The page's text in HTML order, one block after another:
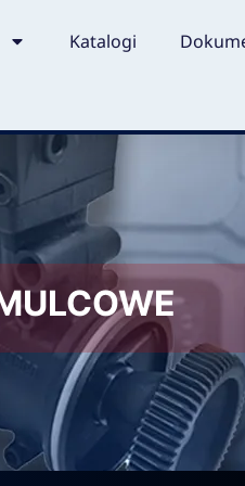
Katalogi